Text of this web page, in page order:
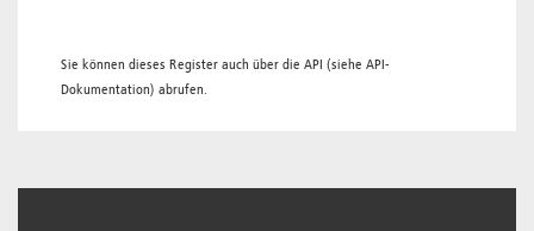
Sie können dieses Register auch über die API (siehe API-
Dokumentation) abrufen.